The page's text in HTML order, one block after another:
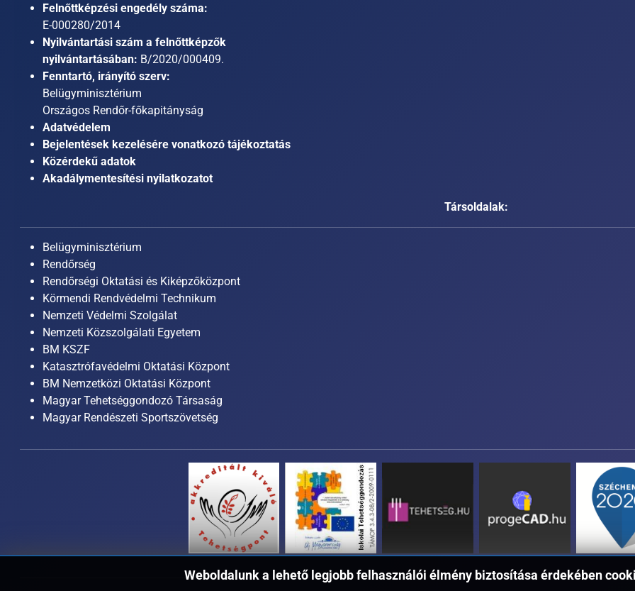
Felnőttképzési engedély száma:
E-000280/2014
Nyilvántartási szám a felnőttképzők
nyilvántartásában: B/2020/000409.
Fenntartó, irányító szerv:
Belügyminisztérium
Országos Rendőr-főkapitányság
Adatvédelem
Bejelentések kezelésére vonatkozó tájékoztatás
Közérdekű adatok
Akadálymentesítési nyilatkozatot
Társoldalak:
Belügyminisztérium
Rendőrség
Rendőrségi Oktatási és Kiképzőközpont
Körmendi Rendvédelmi Technikum
Nemzeti Védelmi Szolgálat
Nemzeti Közszolgálati Egyetem
BM KSZF
Katasztrófavédelmi Oktatási Központ
BM Nemzetközi Oktatási Központ
Magyar Tehetséggondozó Társaság
Magyar Rendészeti Sportszövetség
Weboldalunk a lehető legjobb felhasználói élmény biztosítása érdekében